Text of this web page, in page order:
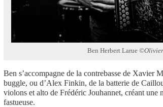
Ben Herbert Larue
Ben s’accompagne de la contrebasse de Xavier
buggle, ou d’Alex Finkin, de la batterie de
violons et alto de Frédéric Jouhannet, créant une
fastueuse.